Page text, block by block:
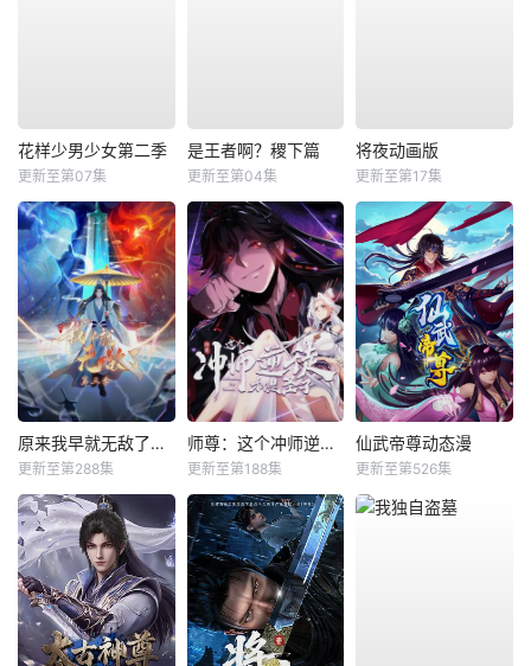
花样少男少女第二季
更新至第07集
是王者啊？稷下篇
更新至第04集
将夜动画版
更新至第17集
原来我早就无敌了动态漫
更新至第288集
师尊：这个冲师逆徒才不是圣子动态漫
更新至第188集
仙武帝尊动态漫
更新至第526集